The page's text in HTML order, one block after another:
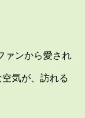
ァンから愛され
気が、訪れる